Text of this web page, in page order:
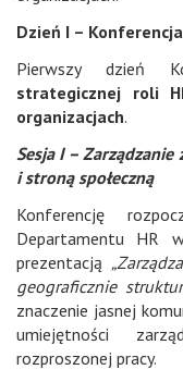
Dzień I – Konferencja
Pierwszy dzień
strategicznej roli
organizacjach.
Sesja I – Zarządzanie
i stroną społeczną
Konferencję
Departamentu HR
prezentacją
geograficznie
znaczenie jasnej
umiejętności
rozproszonej pracy.